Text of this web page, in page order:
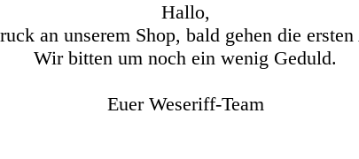
Hallo,
an unserem Shop, bald gehen die
Wir bitten um noch ein wenig Geduld.
Euer Weseriff-Team